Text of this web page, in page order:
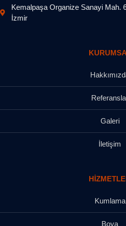
Kemalpaşa Organize Sanayi Mah.
İzmir
Galeri
İletişim
Kumlama
Boya